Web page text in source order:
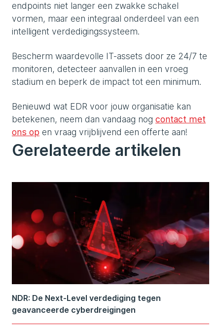
endpoints niet langer een zwakke schakel
vormen, maar een integraal onderdeel van een
intelligent verdedigingssysteem.
Bescherm waardevolle IT-assets door ze 24/7 te
monitoren, detecteer aanvallen in een vroeg
stadium en beperk de impact tot een minimum.
Benieuwd wat EDR voor jouw organisatie kan
betekenen, neem dan vandaag nog contact met
ons op en vraag vrijblijvend een offerte aan!
Gerelateerde artikelen
NDR: De Next-Level verdediging tegen
geavanceerde cyberdreigingen